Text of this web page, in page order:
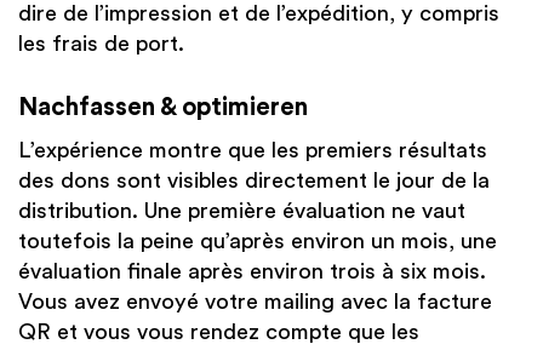
dire de l’impression et de l’expédition, y compris
les frais de port.
Nachfassen & optimieren
L’expérience montre que les premiers résultats
des dons sont visibles directement le jour de la
distribution. Une première évaluation ne vaut
toutefois la peine qu’après environ un mois, une
évaluation finale après environ trois à six mois.
Vous avez envoyé votre mailing avec la facture
QR et vous vous rendez compte que les